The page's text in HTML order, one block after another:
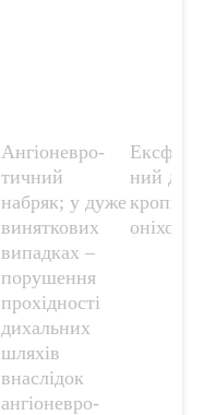
Ангіоневро-
тичний
набряк; у дуже
виняткових
випадках –
порушення
прохідності
дихальних
шляхів
внаслідок
ангіоневро-
ний
оніхоліз